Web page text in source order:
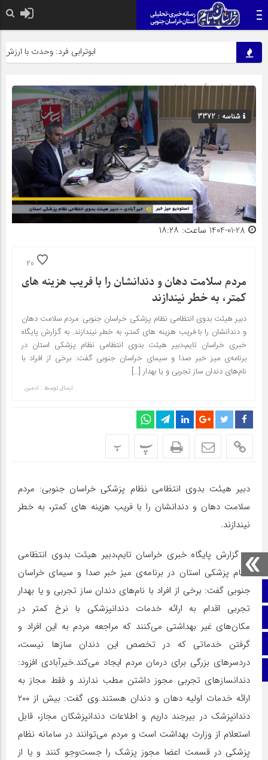
صفحه نخست
اینستاگرام
اطلاعات سایت
ابوترابی فرد: وحدت با
صفحه اصلی» گروه »اخبار
شناسه : 3372
20
مردم سلامت دهان و دندانشان را با فریب هزینه های
کمتر، به خطر نیندازند
دبیر هیئت بدوی انتظامی نظام پزشکی خراسان جنوبی: مردم سلامت دهان
و دندانشان را با فریب هزینه های کمتر، به خطر نیندازند. به گزارش پایگاه
خبری خراسان تایم،دبیر هیئت بدوی انتظامی نظام پزشکی استان در
برنامه‌ی میز خبر صدا و سیمای خراسان جنوبی گفت: برخی از افراد با
نام‌های دندان ساز تجربی و یا بهدار […]
ارسال توسط : ادمین
پ پ
دبیر هیئت بدوی انتظامی نظام پزشکی خراسان جنوبی: مردم
سلامت دهان و دندانشان را با فریب هزینه های کمتر، به خطر
نیندازند.
به گزارش پایگاه خبری خراسان تایم،دبیر هیئت بدوی انتظامی
نظام پزشکی استان در برنامه‌ی میز خبر صدا و سیمای خراسان
جنوبی گفت: برخی از افراد با نام‌های دندان ساز تجربی و یا بهدار
تجربی اقدام به ارائه خدمات دندانپزشکی با نرخ کمتر در
مکان‌های غیر بهداشتی می‌کنند که مراجعه مردم به این افراد و
گرفتن خدماتی که در تخصص این دندان ساز‌ها نیست،
دردسر‌های بزرگی برای درمان مردم ایجاد می‌کند.خیرآبادی افزود:
دندانساز‌های تجربی مجوز داشتن مطب ندارند و فقط مجاز به
ارائه خدمات اولیه دهان و دندان هستند.وی گفت: بیش از ۲۰۰
دندانپزشک در بیرجند داریم و اطلاعات دندانپزشکان مجاز، قابل
استعلام از وزارت بهداشت است و مردم می‌توانند در سامانه نظام
پزشکی در قسمت اعضا مجوز پزشک را جست‌و‌جو کنند و یا از